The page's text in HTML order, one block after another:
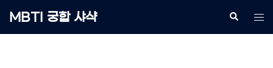
to
MBTI 궁합 샤샥 Search